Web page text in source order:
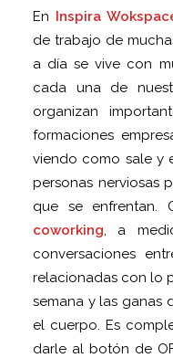
En Inspira
de trabajo de
a día se vive con
cada una de
organizan
formaciones
viendo como sale y
personas nerviosas
que se enfrentan.
coworking, a
conversaciones
relacionadas con lo
semana y las ganas
el cuerpo. Es
darle al botón de